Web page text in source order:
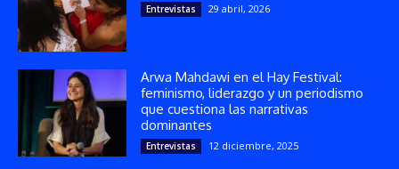
Entrevistas 29 abril, 2026
Arwa Mahdawi en el Hay Festival:
feminismo, liderazgo y un periodismo
que cuestiona las narrativas
dominantes
Entrevistas 12 diciembre, 2025